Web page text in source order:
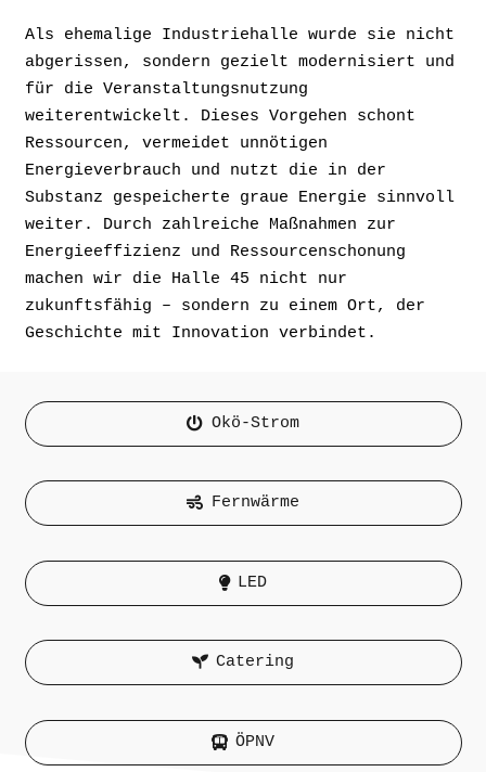
Als ehemalige Industriehalle wurde sie nicht
abgerissen, sondern gezielt modernisiert und
für die Veranstaltungsnutzung
weiterentwickelt. Dieses Vorgehen schont
Ressourcen, vermeidet unnötigen
Energieverbrauch und nutzt die in der
Substanz gespeicherte graue Energie sinnvoll
weiter. Durch zahlreiche Maßnahmen zur
Energieeffizienz und Ressourcenschonung
machen wir die Halle 45 nicht nur
zukunftsfähig – sondern zu einem Ort, der
Geschichte mit Innovation verbindet.
Okö-Strom
Fernwärme
LED
Catering
ÖPNV